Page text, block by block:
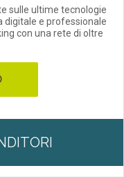
sulle ultime tecnologie
digitale e professionale
con una rete di oltre